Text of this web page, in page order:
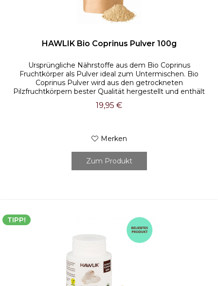
HAWLIK Bio Coprinus Pulver 100g
Ursprüngliche Nährstoffe aus dem Bio Coprinus
Fruchtkörper als Pulver ideal zum Untermischen. Bio
Coprinus Pulver wird aus den getrockneten
Pilzfruchtkörpern bester Qualität hergestellt und enthält
wertvolle, pilztypische Nährstoffe. Der...
19,95 €
Merken
Zum Produkt
TIPP!